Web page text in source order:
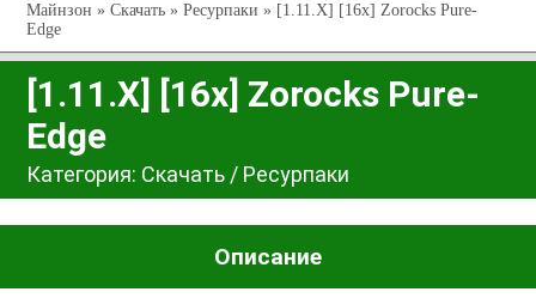
Майнзон » Скачать » Ресурпаки » [1.11.X] [16x] Zorocks Pure-
Edge
[1.11.X] [16x] Zorocks Pure-
Edge
Категория: Скачать / Ресурпаки
Описание